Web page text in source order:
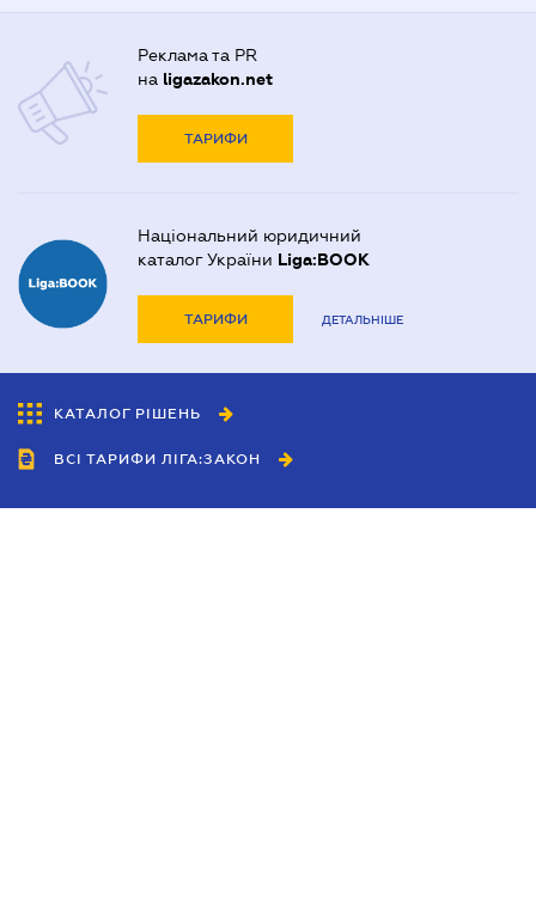
Реклама та PR
на ligazakon.net
ТАРИФИ
Національний юридичний
каталог України Liga:BOOK
ТАРИФИ ДЕТАЛЬНІШЕ
КАТАЛОГ РІШЕНЬ
ВСІ ТАРИФИ ЛІГА:ЗАКОН